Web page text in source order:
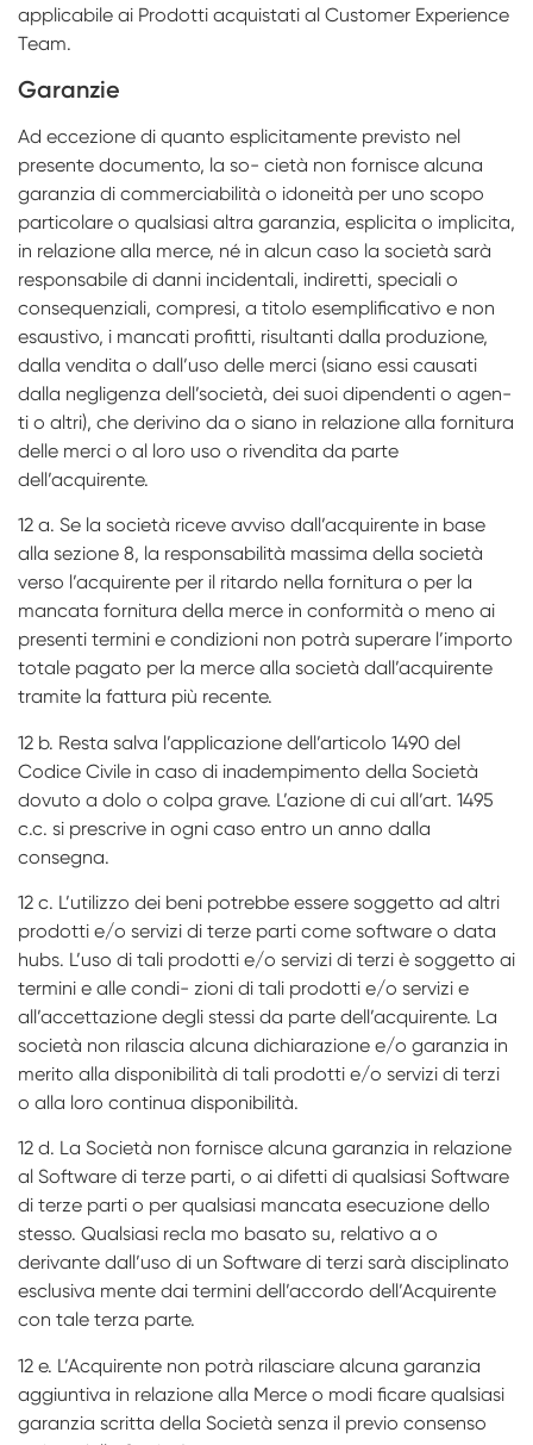
applicabile ai Prodotti acquistati al Customer Experience
Team.
Garanzie
Ad eccezione di quanto esplicitamente previsto nel
presente documento, la so- cietà non fornisce alcuna
garanzia di commerciabilità o idoneità per uno scopo
particolare o qualsiasi altra garanzia, esplicita o implicita,
in relazione alla merce, né in alcun caso la società sarà
responsabile di danni incidentali, indiretti, speciali o
consequenziali, compresi, a titolo esemplificativo e non
esaustivo, i mancati profitti, risultanti dalla produzione,
dalla vendita o dall’uso delle merci (siano essi causati
dalla negligenza dell’società, dei suoi dipendenti o agen-
ti o altri), che derivino da o siano in relazione alla fornitura
delle merci o al loro uso o rivendita da parte
dell’acquirente.
12 a. Se la società riceve avviso dall’acquirente in base
alla sezione 8, la responsabilità massima della società
verso l’acquirente per il ritardo nella fornitura o per la
mancata fornitura della merce in conformità o meno ai
presenti termini e condizioni non potrà superare l’importo
totale pagato per la merce alla società dall’acquirente
tramite la fattura più recente.
12 b. Resta salva l’applicazione dell’articolo 1490 del
Codice Civile in caso di inadempimento della Società
dovuto a dolo o colpa grave. L’azione di cui all’art. 1495
c.c. si prescrive in ogni caso entro un anno dalla
consegna.
12 c. L’utilizzo dei beni potrebbe essere soggetto ad altri
prodotti e/o servizi di terze parti come software o data
hubs. L’uso di tali prodotti e/o servizi di terzi è soggetto ai
termini e alle condi- zioni di tali prodotti e/o servizi e
all’accettazione degli stessi da parte dell’acquirente. La
società non rilascia alcuna dichiarazione e/o garanzia in
merito alla disponibilità di tali prodotti e/o servizi di terzi
o alla loro continua disponibilità.
12 d. La Società non fornisce alcuna garanzia in relazione
al Software di terze parti, o ai difetti di qualsiasi Software
di terze parti o per qualsiasi mancata esecuzione dello
stesso. Qualsiasi recla­ mo basato su, relativo a o
derivante dall’uso di un Software di terzi sarà disciplinato
esclusiva­ mente dai termini dell’accordo dell’Acquirente
con tale terza parte.
12 e. L’Acquirente non potrà rilasciare alcuna garanzia
aggiuntiva in relazione alla Merce o modi­ ficare qualsiasi
garanzia scritta della Società senza il previo consenso